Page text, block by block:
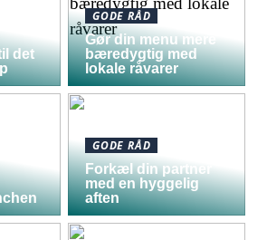
det
GODE RÅD
Gør din menu mere
bæredygtig med
lokale råvarer
GODE RÅD
Forkæl din partner
med en hyggelig
aften